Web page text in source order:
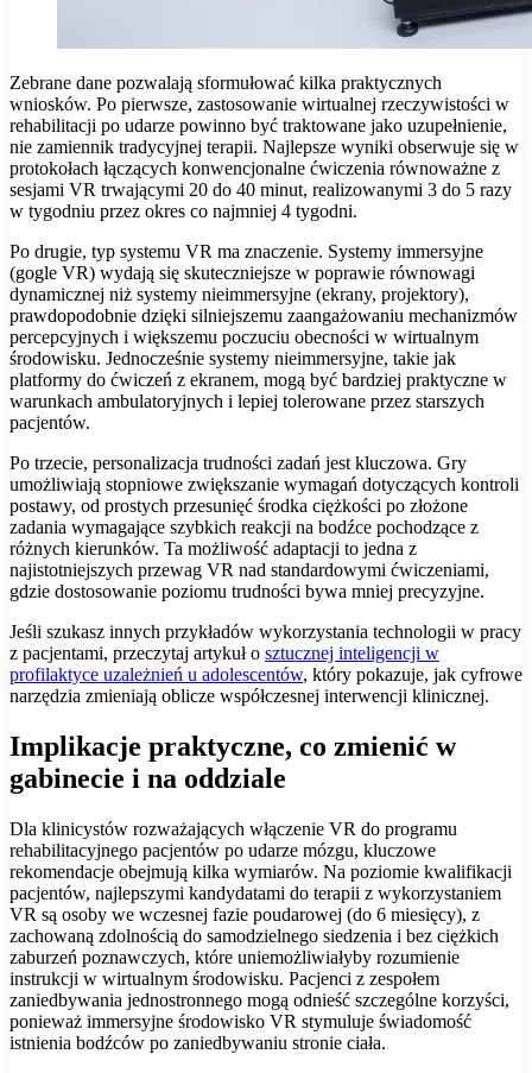
Zebrane dane pozwalają sformułować kilka praktycznych
wniosków. Po pierwsze, zastosowanie wirtualnej rzeczywistości w
rehabilitacji po udarze powinno być traktowane jako uzupełnienie,
nie zamiennik tradycyjnej terapii. Najlepsze wyniki obserwuje się w
protokołach łączących konwencjonalne ćwiczenia równoważne z
sesjami VR trwającymi 20 do 40 minut, realizowanymi 3 do 5 razy
w tygodniu przez okres co najmniej 4 tygodni.
Po drugie, typ systemu VR ma znaczenie. Systemy immersyjne
(gogle VR) wydają się skuteczniejsze w poprawie równowagi
dynamicznej niż systemy nieimmersyjne (ekrany, projektory),
prawdopodobnie dzięki silniejszemu zaangażowaniu mechanizmów
percepcyjnych i większemu poczuciu obecności w wirtualnym
środowisku. Jednocześnie systemy nieimmersyjne, takie jak
platformy do ćwiczeń z ekranem, mogą być bardziej praktyczne w
warunkach ambulatoryjnych i lepiej tolerowane przez starszych
pacjentów.
Po trzecie, personalizacja trudności zadań jest kluczowa. Gry
umożliwiają stopniowe zwiększanie wymagań dotyczących kontroli
postawy, od prostych przesunięć środka ciężkości po złożone
zadania wymagające szybkich reakcji na bodźce pochodzące z
różnych kierunków. Ta możliwość adaptacji to jedna z
najistotniejszych przewag VR nad standardowymi ćwiczeniami,
gdzie dostosowanie poziomu trudności bywa mniej precyzyjne.
Jeśli szukasz innych przykładów wykorzystania technologii w pracy
z pacjentami, przeczytaj artykuł o sztucznej inteligencji w
profilaktyce uzależnień u adolescentów, który pokazuje, jak cyfrowe
narzędzia zmieniają oblicze współczesnej interwencji klinicznej.
Implikacje praktyczne, co zmienić w
gabinecie i na oddziale
Dla klinicystów rozważających włączenie VR do programu
rehabilitacyjnego pacjentów po udarze mózgu, kluczowe
rekomendacje obejmują kilka wymiarów. Na poziomie kwalifikacji
pacjentów, najlepszymi kandydatami do terapii z wykorzystaniem
VR są osoby we wczesnej fazie poudarowej (do 6 miesięcy), z
zachowaną zdolnością do samodzielnego siedzenia i bez ciężkich
zaburzeń poznawczych, które uniemożliwiałyby rozumienie
instrukcji w wirtualnym środowisku. Pacjenci z zespołem
zaniedbywania jednostronnego mogą odnieść szczególne korzyści,
ponieważ immersyjne środowisko VR stymuluje świadomość
istnienia bodźców po zaniedbywaniu stronie ciała.